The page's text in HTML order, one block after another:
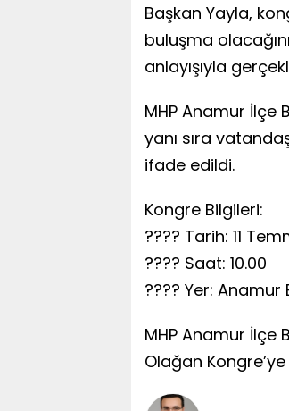
Başkan Yayla,
buluşma
anlayışıyla
MHP Anamur İlçe
yanı sıra
ifade edildi.
Kongre Bilgileri:
???? Tarih: 11
???? Saat: 10.00
???? Yer: Anamur
MHP Anamur İlçe
Olağan